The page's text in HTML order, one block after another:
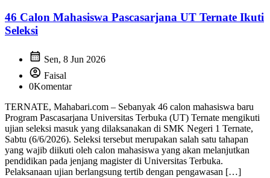
46 Calon Mahasiswa Pascasarjana UT Ternate Ikuti
Seleksi
calendar_month Sen, 8 Jun 2026
account_circle Faisal
0Komentar
TERNATE, Mahabari.com – Sebanyak 46 calon mahasiswa baru
Program Pascasarjana Universitas Terbuka (UT) Ternate mengikuti
ujian seleksi masuk yang dilaksanakan di SMK Negeri 1 Ternate,
Sabtu (6/6/2026). Seleksi tersebut merupakan salah satu tahapan
yang wajib diikuti oleh calon mahasiswa yang akan melanjutkan
pendidikan pada jenjang magister di Universitas Terbuka.
Pelaksanaan ujian berlangsung tertib dengan pengawasan […]